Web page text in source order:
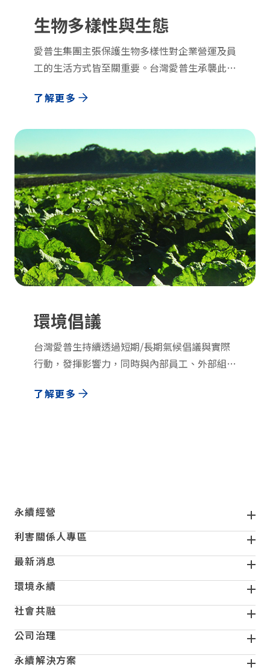
生物多樣性與生態
愛普生集團主張保護生物多樣性對企業營運及員
工的生活方式皆至關重要。台灣愛普生承襲此一
Green Project」至今已30餘年，無數次的員工
帶入員工的生活之中，期望員工亦能自主關懷生
態，同時公司也在世界環境日等特殊的日子發揮
影響力，倡導人與自然共好，亦租用取得綠建築
標章之據點，降低人類因能源開採及使用對生態
及生物多樣性的衝擊。
了解更多
環境倡議
台灣愛普生持續透過短期/長期氣候倡議與實際
行動，發揮影響力，同時與內部員工、外部組
化品牌形象與能見度。
了解更多
頁尾
永續經營
利害關係人專區
最新消息
環境永續
社會共融
公司治理
永續解決方案